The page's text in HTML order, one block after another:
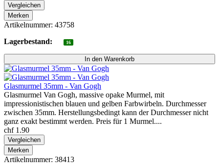
Vergleichen
Merken
Artikelnummer: 43758
Lagerbestand:
16
Glasmurmel 35mm - Van Gogh
Glasmurmel Van Gogh, massive opake Murmel, mit
impressionistischen blauen und gelben Farbwirbeln. Durchmesser
zwischen 35mm. Herstellungsbedingt kann der Durchmesser nicht
ganz exakt bestimmt werden. Preis für 1 Murmel....
chf 1.90
Vergleichen
Merken
Artikelnummer: 38413